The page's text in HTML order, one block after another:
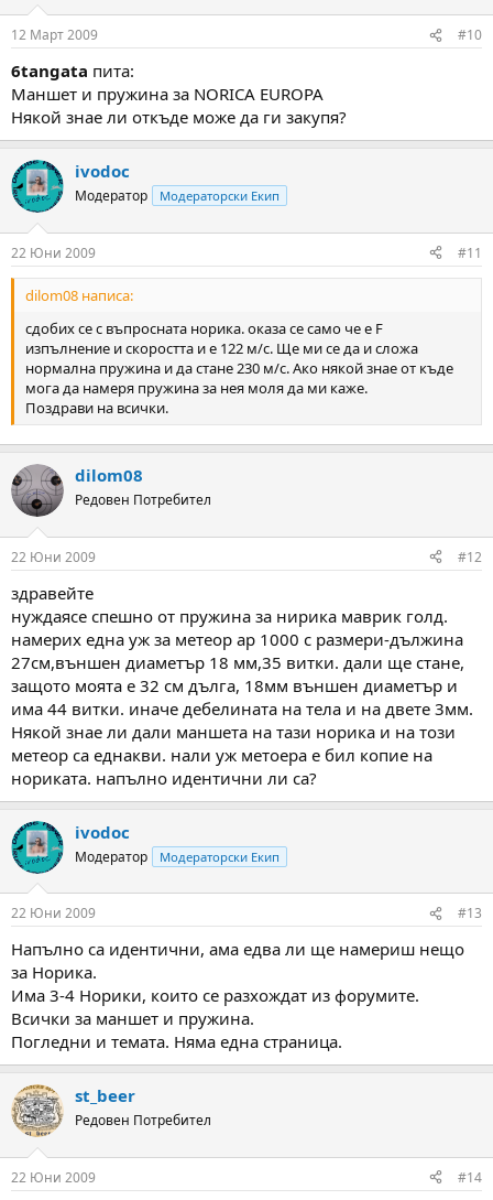
12 Март 2009 #10
6tangata пита:
Маншет и пружина за NORICA EUROPA
Някой знае ли откъде може да ги закупя?
ivodoc
Модератор Модераторски Екип
22 Юни 2009 #11
dilom08 написа:
сдобих се с въпросната норика. оказа се само че е F
изпълнение и скоростта и е 122 м/с. Ще ми се да и сложа
нормална пружина и да стане 230 м/с. Ако някой знае от къде
мога да намеря пружина за нея моля да ми каже.
Поздрави на всички.
dilom08
Редовен Потребител
22 Юни 2009 #12
здравейте
нуждаясе спешно от пружина за нирика маврик голд.
намерих една уж за метеор ар 1000 с размери-дължина
27см,външен диаметър 18 мм,35 витки. дали ще стане,
защото моята е 32 см дълга, 18мм външен диаметър и
има 44 витки. иначе дебелината на тела и на двете 3мм.
Някой знае ли дали маншета на тази норика и на този
метеор са еднакви. нали уж метоера е бил копие на
нориката. напълно идентични ли са?
ivodoc
Модератор Модераторски Екип
22 Юни 2009 #13
Напълно са идентични, ама едва ли ще намериш нещо
за Норика.
Има 3-4 Норики, които се разхождат из форумите.
Всички за маншет и пружина.
Погледни и темата. Няма една страница.
st_beer
Редовен Потребител
22 Юни 2009 #14